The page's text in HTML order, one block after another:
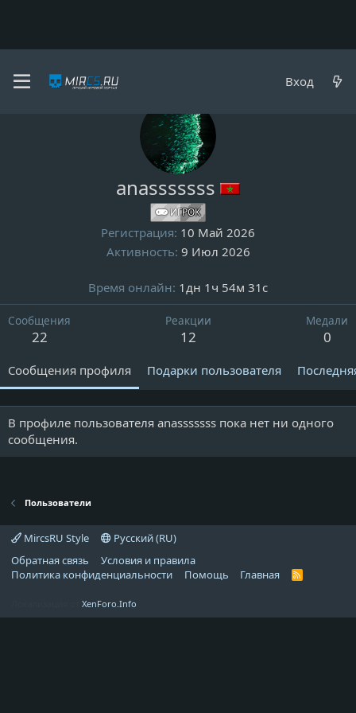
Пользователи
anasssssss
ИГРОК
Регистрация 10 Май 2026
Активность 9 Июл 2026
Время онлайн 1дн 1ч 54м 31с
Сообщения
22
Реакции
12
Медали
0
Сообщения профиля Подарки пользователя
В профиле пользователя anasssssss пока нет ни одного
сообщения.
Пользователи
MircsRU Style
Русский (RU)
Обратная связь
Условия и правила
Политика конфиденциальности
Помощь Главная
R
XenForo.Info